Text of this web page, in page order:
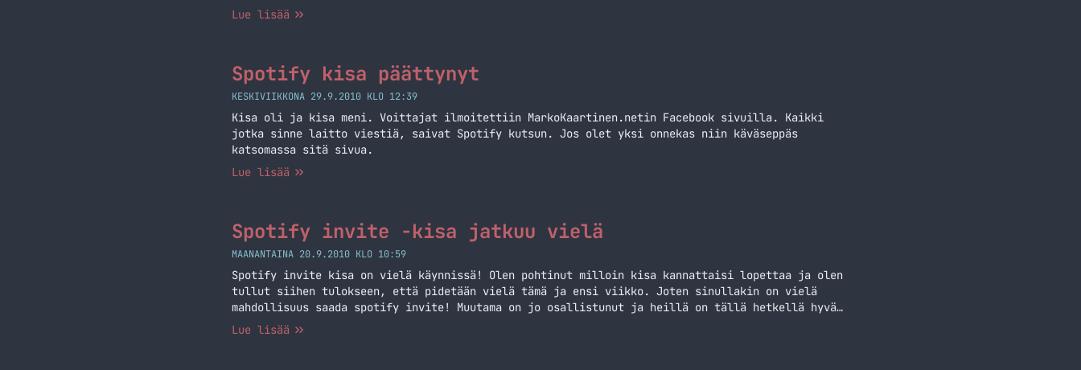
osaa itsestäni. Käydäänpäs itseasiaan. Teeman vaihtumisen myötä olette nähneet linkin Last.fm
Lue lisää
Spotify kisa päättynyt
KESKIVIIKKONA 29.9.2010 KLO 12:39
Kisa oli ja kisa meni. Voittajat ilmoitettiin MarkoKaartinen.netin Facebook sivuilla. Kaikki
jotka sinne laitto viestiä, saivat Spotify kutsun. Jos olet yksi onnekas niin käväseppäs
katsomassa sitä sivua.
Lue lisää
Spotify invite -kisa jatkuu vielä
MAANANTAINA 20.9.2010 KLO 10:59
Spotify invite kisa on vielä käynnissä! Olen pohtinut milloin kisa kannattaisi lopettaa ja olen
tullut siihen tulokseen, että pidetään vielä tämä ja ensi viikko. Joten sinullakin on vielä
mahdollisuus saada spotify invite! Muutama on jo osallistunut ja heillä on tällä hetkellä hyvä
mahdollisuus saada invite! Mutta kisailijoita kaivataan aina lisää! Kaikki Spotify invitet
Lue lisää